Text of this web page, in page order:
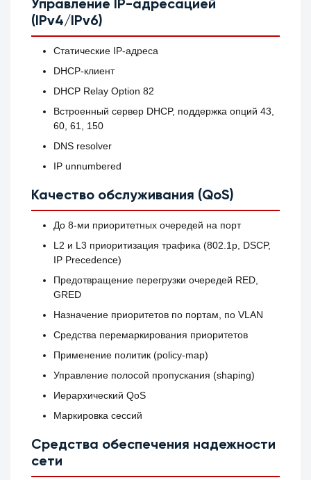
Управление IP-адресацией
(IPv4/IPv6)
Статические IP-адреса
DHCP-клиент
DHCP Relay Option 82
Встроенный сервер DHCP, поддержка опций 43,
60, 61, 150
DNS resolver
IP unnumbered
Качество обслуживания (QoS)
До 8-ми приоритетных очередей на порт
L2 и L3 приоритизация трафика (802.1p, DSCP,
IP Precedence)
Предотвращение перегрузки очередей RED,
GRED
Назначение приоритетов по портам, по VLAN
Средства перемаркирования приоритетов
Применение политик (policy-map)
Управление полосой пропускания (shaping)
Иерархический QоS
Маркировка сессий
Средства обеспечения надежности
сети